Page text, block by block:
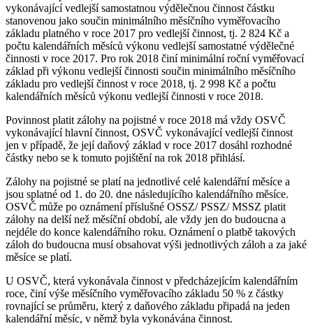
vykonávající vedlejší samostatnou výdělečnou činnost částku
stanovenou jako součin minimálního měsíčního vyměřovacího
základu platného v roce 2017 pro vedlejší činnost, tj. 2 824 Kč a
počtu kalendářních měsíců výkonu vedlejší samostatné výdělečné
činnosti v roce 2017. Pro rok 2018 činí minimální roční vyměřovací
základ při výkonu vedlejší činnosti součin minimálního měsíčního
základu pro vedlejší činnost v roce 2018, tj. 2 998 Kč a počtu
kalendářních měsíců výkonu vedlejší činnosti v roce 2018.
Povinnost platit zálohy na pojistné v roce 2018 má vždy OSVČ
vykonávající hlavní činnost, OSVČ vykonávající vedlejší činnost
jen v případě, že její daňový základ v roce 2017 dosáhl rozhodné
částky nebo se k tomuto pojištění na rok 2018 přihlásí.
Zálohy na pojistné se platí na jednotlivé celé kalendářní měsíce a
jsou splatné od 1. do 20. dne následujícího kalendářního měsíce.
OSVČ může po oznámení příslušné OSSZ/ PSSZ/ MSSZ platit
zálohy na delší než měsíční období, ale vždy jen do budoucna a
nejdéle do konce kalendářního roku. Oznámení o platbě takových
záloh do budoucna musí obsahovat výši jednotlivých záloh a za jaké
měsíce se platí.
U OSVČ, která vykonávala činnost v předcházejícím kalendářním
roce, činí výše měsíčního vyměřovacího základu 50 % z částky
rovnající se průměru, který z daňového základu připadá na jeden
kalendářní měsíc, v němž byla vykonávána činnost.